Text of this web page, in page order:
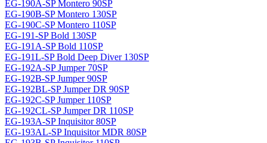
EG-190A-SP Montero 90SP
EG-190B-SP Montero 130SP
EG-190C-SP Montero 110SP
EG-191-SP Bold 130SP
EG-191A-SP Bold 110SP
EG-191L-SP Bold Deep Diver 130SP
EG-192A-SP Jumper 70SP
EG-192B-SP Jumper 90SP
EG-192BL-SP Jumper DR 90SP
EG-192C-SP Jumper 110SP
EG-192CL-SP Jumper DR 110SP
EG-193A-SP Inquisitor 80SP
EG-193AL-SP Inquisitor MDR 80SP